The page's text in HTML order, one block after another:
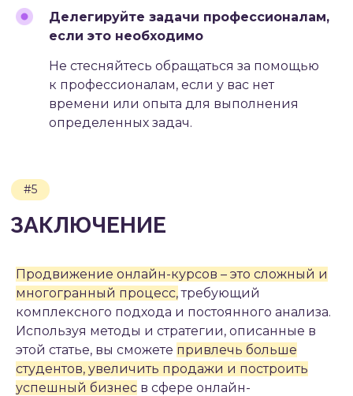
Делегируйте задачи профессионалам,
если это необходимо
Не стесняйтесь обращаться за помощью
к профессионалам, если у вас нет
времени или опыта для выполнения
определенных задач.
Продвижение онлайн-курсов – это сложный и
многогранный процесс,требующий
комплексного подхода и постоянного анализа.
Используя методы и стратегии, описанные в
этой статье, вы сможете привлечь больше
студентов, увеличить продажи и построить
успешный бизнес в сфере онлайн-